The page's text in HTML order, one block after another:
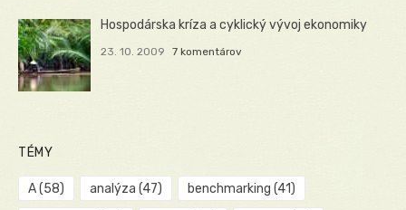
Hospodárska kríza a cyklický vývoj ekonomiky
23. 10. 2009 7 komentárov
TÉMY
A(58) analýza (47) benchmarking (41)